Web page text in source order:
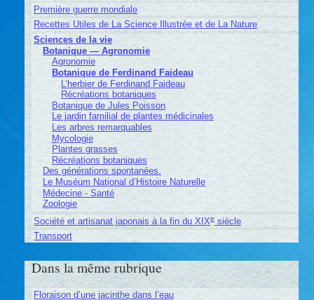
Première guerre mondiale
Recettes Utiles de La Science Illustrée et de La Nature
Sciences de la vie
Botanique — Agronomie
Agronomie
Botanique de Ferdinand Faideau
L’herbier de Ferdinand Faideau
Récréations botaniques
Botanique de Jules Poisson
Le jardin familial de plantes médicinales
Les arbres remarquables
Mycologie
Plantes grasses
Récréations botaniques
Des générations spontanées.
Le Muséum National d’Histoire Naturelle
Médecine - Santé
Zoologie
Société et artisanat japonais à la fin du XIXesiècle
Transport
Dans la même rubrique
Floraison d’une jacinthe dans l’eau